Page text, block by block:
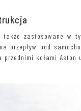
także zastosowane w
przepływ pod
przednimi kołami